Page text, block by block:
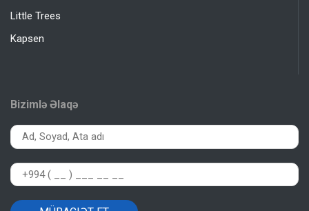
Little Trees
Kapsen
Bizimlə Əlaqə